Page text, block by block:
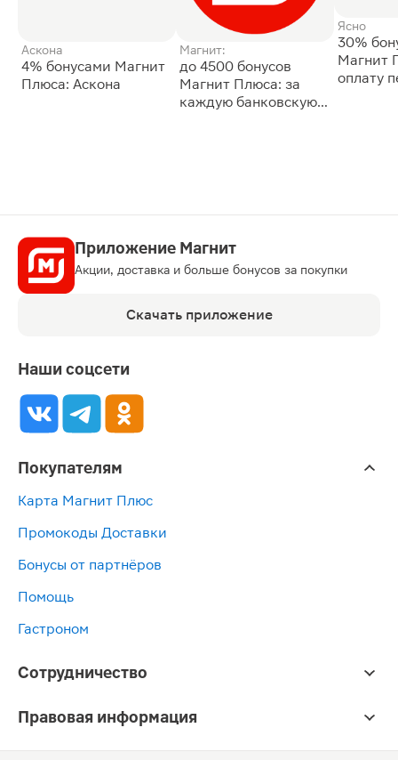
Аскона
4% бонусами Магнит
Плюса: Аскона
Магнит:
до 4500 бонусов
Магнит Плюса: за
каждую банковскую
Ясно
30%
Магнит
оплату
Приложение Магнит
Акции, доставка и больше бонусов за покупки
Скачать приложение
Наши соцсети
Покупателям
Карта Магнит Плюс
Промокоды Доставки
Бонусы от партнёров
Помощь
Гастроном
Сотрудничество
Правовая информация